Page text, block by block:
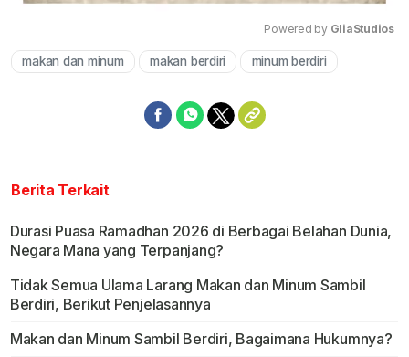
Mute
Powered by GliaStudios
makan dan minum makan berdiri minum berdiri
Berita Terkait
Durasi Puasa Ramadhan 2026 di Berbagai Belahan Dunia,
Negara Mana yang Terpanjang?
Tidak Semua Ulama Larang Makan dan Minum Sambil
Berdiri, Berikut Penjelasannya
Makan dan Minum Sambil Berdiri, Bagaimana Hukumnya?